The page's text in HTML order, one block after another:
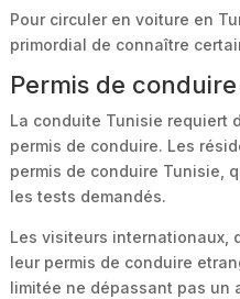
Pour circuler en voiture en
primordial de connaître
Permis de
La conduite Tunisie requiert
permis de conduire. Les
permis de conduire Tunisie,
les tests demandés.
Les visiteurs internationaux,
leur permis de conduire
limitée ne dépassant pas un